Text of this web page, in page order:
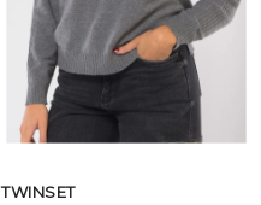
TWINSET